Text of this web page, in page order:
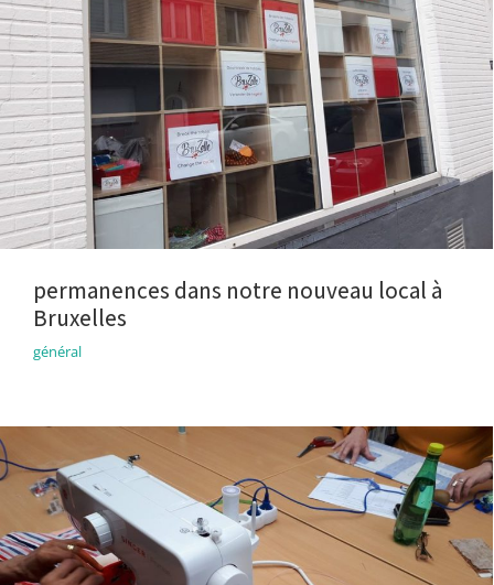
permanences dans notre nouveau local à
Bruxelles
général